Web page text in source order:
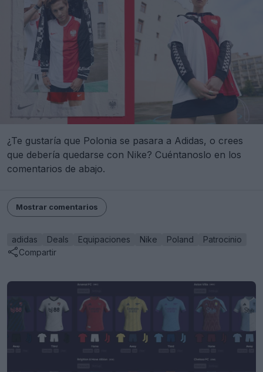
¿Te gustaría que Polonia se pasara a Adidas, o crees
que debería quedarse con Nike? Cuéntanoslo en los
comentarios de abajo.
Mostrar comentarios
adidas Deals Equipaciones Nike Poland
Patrocinio
Compartir